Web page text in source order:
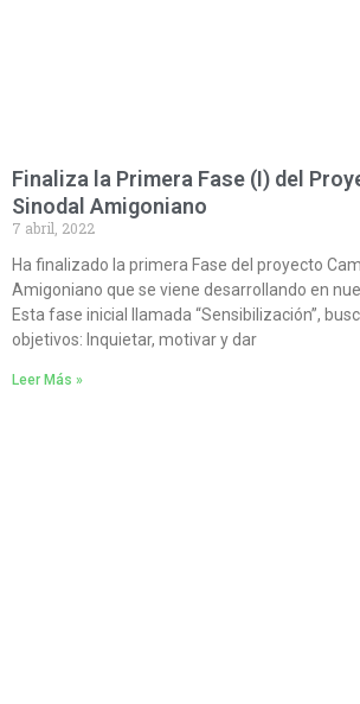
Finaliza la Primera Fase (I) del
Sinodal Amigoniano
7 abril, 2022
Ha finalizado la primera Fase del proyecto
Amigoniano que se viene desarrollando en
Esta fase inicial llamada “Sensibilización”,
objetivos: Inquietar, motivar y dar
Leer Más »